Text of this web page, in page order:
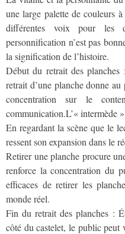
une large palette de couleurs
différentes voix pour les
personnification n’est pas
la signification de l’histoire.
Début du retrait des
retrait d’une planche donne
concentration sur le
communication.L’« intermède
En regardant la scène que le
ressent son expansion dans le
Retirer une planche procure
renforce la concentration du
efficaces de retirer les
monde réel.
Fin du retrait des planches :
côté du castelet, le public